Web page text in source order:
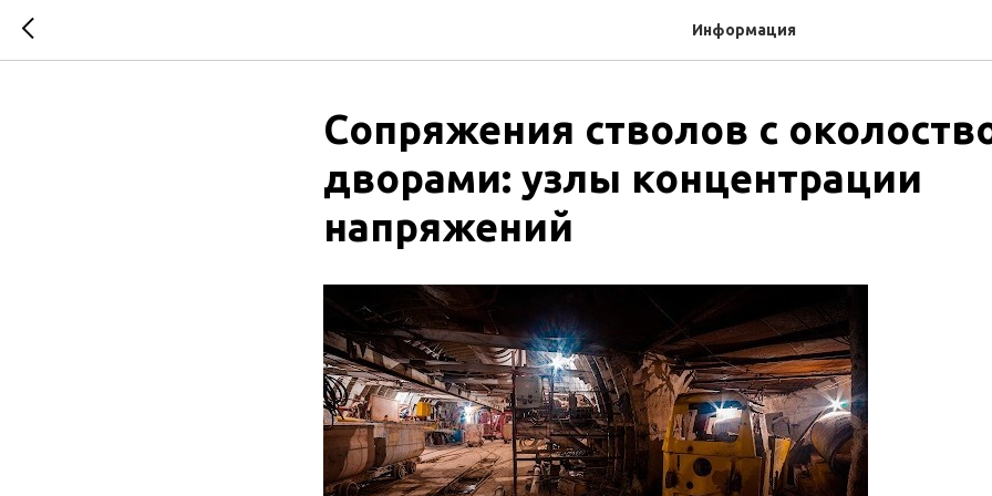
Информация
Сопряжения стволов с
дворами: узлы концентрации
напряжений